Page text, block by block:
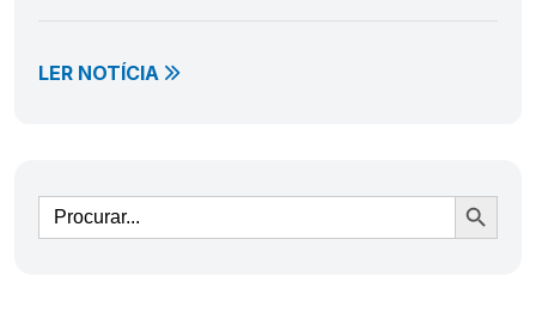
LER NOTÍCIA
Ir